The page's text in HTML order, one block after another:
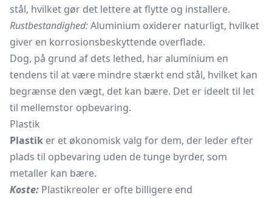
stål, hvilket gør det lettere at flytte og installere.
Rustbestandighed:Aluminium oxiderer naturligt, hvilket
giver en korrosionsbeskyttende overflade.
Dog, på grund af dets lethed, har aluminium en
tendens til at være mindre stærkt end stål, hvilket kan
begrænse den vægt, det kan bære. Det er ideelt til let
til mellemstor opbevaring.
Plastik
Plastik er et økonomisk valg for dem, der leder efter
plads til opbevaring uden de tunge byrder, som
metaller kan bære.
Koste: Plastikreoler er ofte billigere end